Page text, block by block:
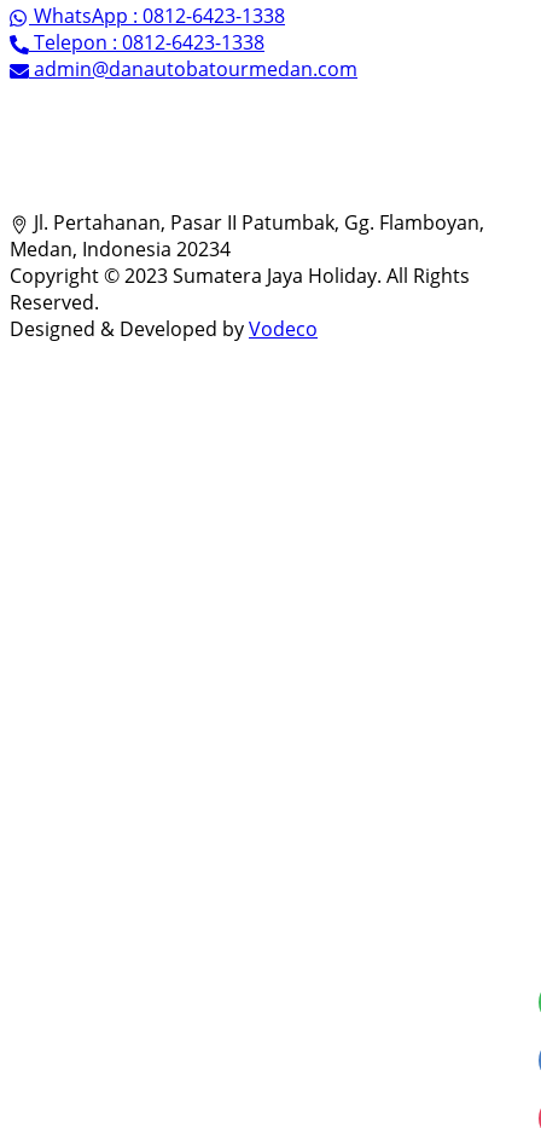
WhatsApp : 0812-6423-1338
Telepon : 0812-6423-1338
admin@danautobatourmedan.com
Jl. Pertahanan, Pasar II Patumbak, Gg. Flamboyan,
Medan, Indonesia 20234
Copyright © 2023 Sumatera Jaya Holiday. All Rights
Reserved.
Designed & Developed byVodeco